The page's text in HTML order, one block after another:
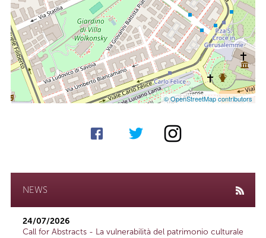
© OpenStreetMap contributors
NEWS
24/07/2026
Call for Abstracts - La vulnerabilità del patrimonio culturale